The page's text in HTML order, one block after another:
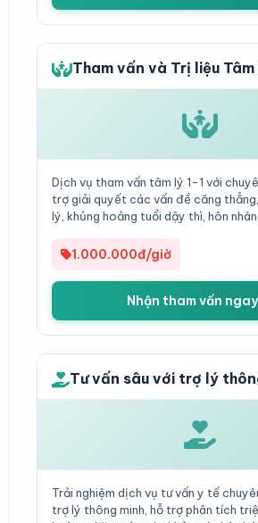
Tham vấn và Trị liệu
Dịch vụ tham vấn tâm lý 1-1 với
trợ giải quyết các vấn đề căng
lý, khủng hoảng tuổi dậy thì, hôn
1.000.000đ/giờ
Nhận tham vấn ngay
Tư vấn sâu với trợ lý
Trải nghiệm dịch vụ tư vấn y tế
trợ lý thông minh, hỗ trợ phân tích